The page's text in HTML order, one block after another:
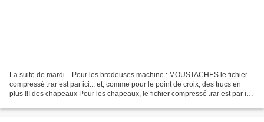
La suite de mardi... Pour les brodeuses machine : MOUSTACHES le fichier
compressé .rar est par ici... et, comme pour le point de croix, des trucs en
plus !!! des chapeaux Pour les chapeaux, le fichier compressé .rar est par ici